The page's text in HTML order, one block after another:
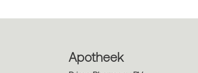
Apotheek